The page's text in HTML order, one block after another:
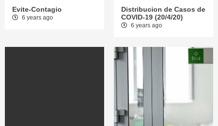
Evite-Contagio
6 years ago
Distribucion de Casos de
COVID-19 (20/4/20)
6 years ago